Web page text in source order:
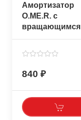
Амортизатор
O.ME.R. с
вращающимся
карабином
840